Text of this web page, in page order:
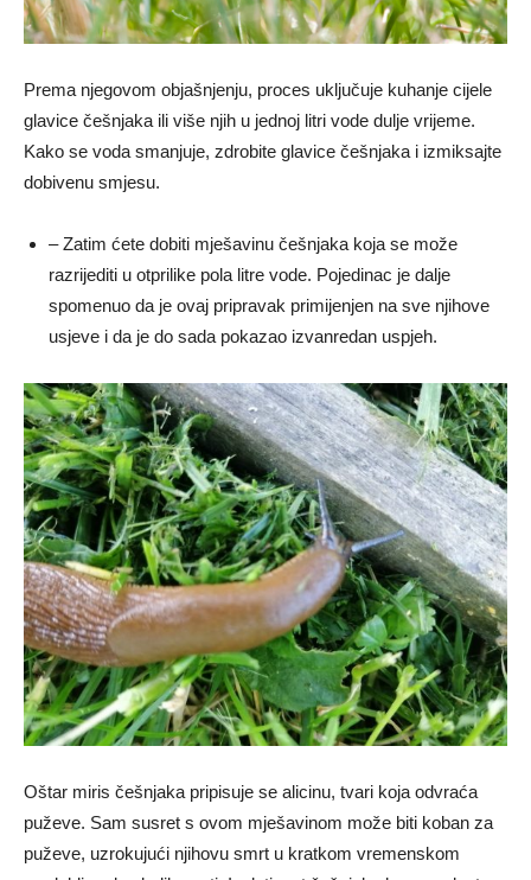
Prema njegovom objašnjenju, proces uključuje kuhanje cijele
glavice češnjaka ili više njih u jednoj litri vode dulje vrijeme.
Kako se voda smanjuje, zdrobite glavice češnjaka i izmiksajte
dobivenu smjesu.
– Zatim ćete dobiti mješavinu češnjaka koja se može
razrijediti u otprilike pola litre vode. Pojedinac je dalje
spomenuo da je ovaj pripravak primijenjen na sve njihove
usjeve i da je do sada pokazao izvanredan uspjeh.
Oštar miris češnjaka pripisuje se alicinu, tvari koja odvraća
puževe. Sam susret s ovom mješavinom može biti koban za
puževe, uzrokujući njihovu smrt u kratkom vremenskom